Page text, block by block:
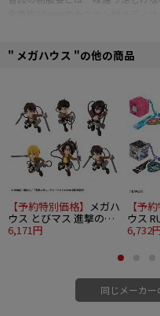
■全10種（うちシークレット1種）
©Index Corporation/「ペルソナ4
" メガハウス "の他の商品
【予約特別価格】 メガハ
ウス とびマス 進撃の巨
人 6個入り1BOX
6,171円
【予
ウス
っち 6
6,732
同じメーカ